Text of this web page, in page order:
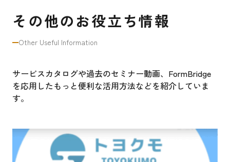
その他のお役立ち情報
Other Useful Information
サービスカタログや過去のセミナー動画、FormBridge
を応用したもっと便利な活用方法などを紹介していま
す。